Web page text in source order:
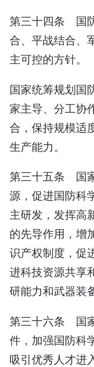
第三十四条 国
合、平战结合、
主可控的方针。
国家统筹规划国
家主导、分工协
合，保持规模适
生产能力。
第三十五条 国
源，促进国防科
主研发，发挥高
的先导作用，增
识产权制度，促
进科技资源共享
研能力和武器装
第三十六条 国
件，加强国防科
吸引优秀人才进